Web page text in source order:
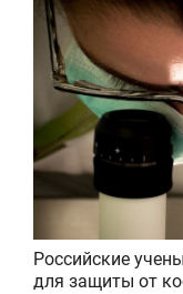
Российские
для защиты от